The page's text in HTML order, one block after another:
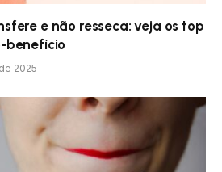
e não resseca: veja os top
benefício
2025